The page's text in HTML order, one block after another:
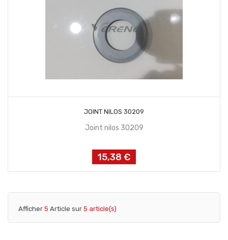
JOINT NILOS 30209
Joint nilos 30209
Prix
15,38 €
Afficher 5 Article sur 5 article(s)